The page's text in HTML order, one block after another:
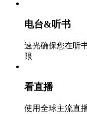
电台&听书
速光确保您在听
限
看直播
使用全球主流直